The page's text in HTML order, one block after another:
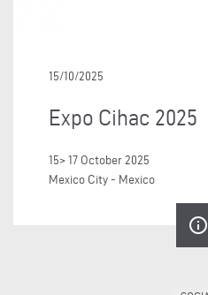
15/10/2025
Expo Cihac 2025
15> 17 October 2025
Mexico City - Mexico
info_outline